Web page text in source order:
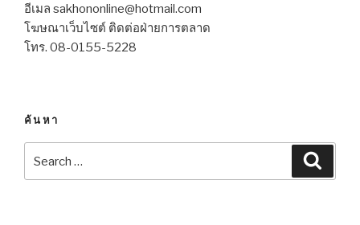
อีเมล sakhononline@hotmail.com
โฆษณาเว็บไซต์ ติดต่อฝ่ายการตลาด
โทร. 08-0155-5228
ค้นหา